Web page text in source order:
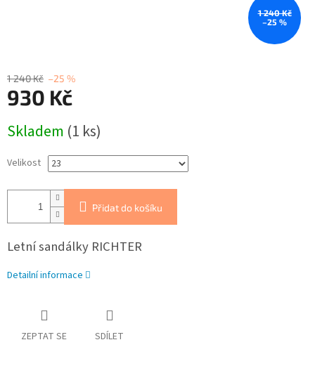
1 240 Kč
–25 %
1 240 Kč –25 %
930 Kč
cena:
Skladem (1 ks)
Velikost
Přidat do košíku
Letní sandálky RICHTER
Detailní informace
ZEPTAT SE SDÍLET